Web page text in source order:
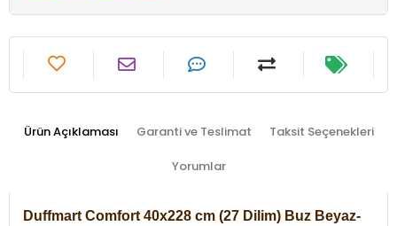
Ürün Açıklaması Garanti ve Teslimat Taksit Seçenekleri
Yorumlar
Duffmart Comfort 40x228 cm (27 Dilim) Buz Beyaz-